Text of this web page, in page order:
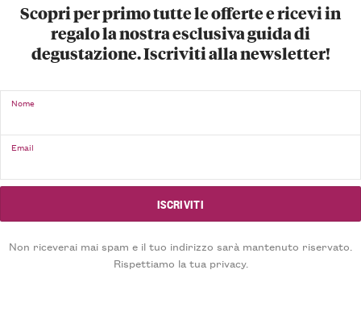
Scopri per primo tutte le offerte e ricevi in
regalo la nostra esclusiva guida di
degustazione. Iscriviti alla newsletter!
Nome
Email
Non riceverai mai spam e il tuo indirizzo sarà mantenuto riservato.
Rispettiamo la tua privacy.